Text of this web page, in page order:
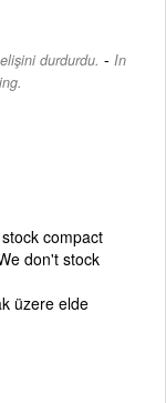
durdurdu. - In
compact
don't stock
üzere elde